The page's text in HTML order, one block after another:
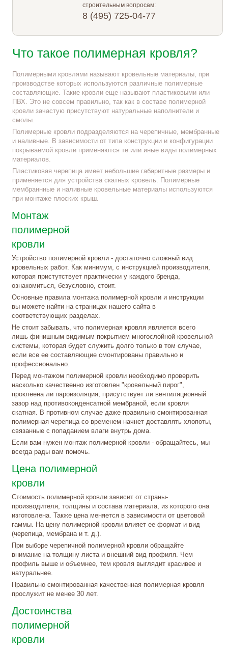
строительным вопросам:
8 (495) 725-04-77
Что такое полимерная кровля?
Полимерными кровлями называют кровельные материалы, при
производстве которых используются различные полимерные
составляющие. Такие кровли еще называют пластиковыми или
ПВХ. Это не совсем правильно, так как в составе полимерной
кровли зачастую присутствуют натуральные наполнители и
смолы.
Полимерные кровли подразделяются на черепичные, мембранные
и наливные. В зависимости от типа конструкции и конфигурации
покрываемой кровли применяются те или иные виды полимерных
материалов.
Пластиковая черепица имеет небольшие габаритные размеры и
применяется для устройства скатных кровель. Полимерные
мембраннные и наливные кровельные материалы используются
при монтаже плоских крыш.
Монтаж
полимерной
кровли
Устройство полимерной кровли - достаточно сложный вид
кровельных работ. Как минимум, с инструкцией производителя,
которая пристутствует практически у каждого бренда,
ознакомиться, безусловно, стоит.
Основные правила монтажа полимерной кровли и инструкции
вы можете найти на страницах нашего сайта в
соответствующих разделах.
Не стоит забывать, что полимерная кровля является всего
лишь финишным видимым покрытием многослойной кровельной
системы, которая будет служить долго только в том случае,
если все ее составляющие смонтированы правильно и
профессионально.
Перед монтажом полимерной кровли необходимо проверить
насколько качественно изготовлен "кровельный пирог",
проклеена ли пароизоляция, присутствует ли вентиляционный
зазор над противоконденсатной мембраной, если кровля
скатная. В противном случае даже правильно смонтированная
полимерная черепица со временем начнет доставлять хлопоты,
связанные с попаданием влаги внутрь дома.
Если вам нужен монтаж полимерной кровли - обращайтесь, мы
всегда рады вам помочь.
Цена полимерной
кровли
Стоимость полимерной кровли зависит от страны-
производителя, толщины и состава материала, из которого она
изготовлена. Также цена меняется в зависимости от цветовой
гаммы. На цену полимерной кровли влияет ее формат и вид
(черепица, мембрана и т. д.).
При выборе черепичной полимерной кровли обращайте
внимание на толщину листа и внешний вид профиля. Чем
профиль выше и объемнее, тем кровля выглядит красивее и
натуральнее.
Правильно смонтированная качественная полимерная кровля
прослужит не менее 30 лет.
Достоинства
полимерной
кровли